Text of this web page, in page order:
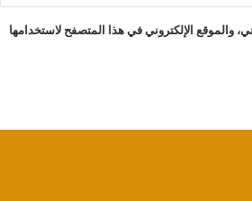
والموقع الإلكتروني في هذا المتصفح لاستخدامها